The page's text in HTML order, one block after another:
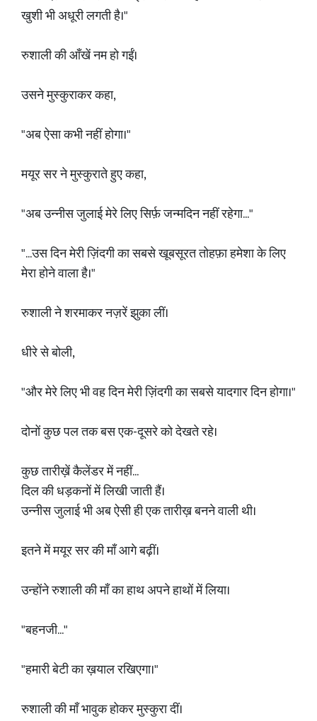
खुशी भी अधूरी लगती है।"
रुशाली की आँखें नम हो गईं।
उसने मुस्कुराकर कहा,
"अब ऐसा कभी नहीं होगा।"
मयूर सर ने मुस्कुराते हुए कहा,
"अब उन्नीस जुलाई मेरे लिए सिर्फ़ जन्मदिन नहीं रहेगा..."
"...उस दिन मेरी ज़िंदगी का सबसे खूबसूरत तोहफ़ा हमेशा के लिए
मेरा होने वाला है।"
रुशाली ने शरमाकर नज़रें झुका लीं।
धीरे से बोली,
"और मेरे लिए भी वह दिन मेरी ज़िंदगी का सबसे यादगार दिन होगा।"
दोनों कुछ पल तक बस एक-दूसरे को देखते रहे।
कुछ तारीख़ें कैलेंडर में नहीं...
दिल की धड़कनों में लिखी जाती हैं।
उन्नीस जुलाई भी अब ऐसी ही एक तारीख़ बनने वाली थी।
इतने में मयूर सर की माँ आगे बढ़ीं।
उन्होंने रुशाली की माँ का हाथ अपने हाथों में लिया।
"बहनजी..."
"हमारी बेटी का ख़याल रखिएगा।"
रुशाली की माँ भावुक होकर मुस्कुरा दीं।